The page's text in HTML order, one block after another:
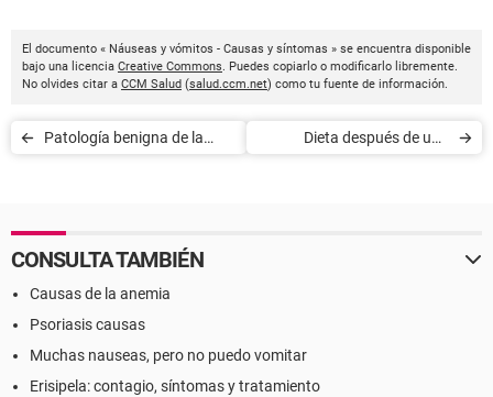
El documento « Náuseas y vómitos - Causas y síntomas » se encuentra disponible
bajo una licencia Creative Commons. Puedes copiarlo o modificarlo libremente.
No olvides citar a CCM Salud (salud.ccm.net) como tu fuente de información.
Patología benigna de la
Dieta después de una
CONSULTA TAMBIÉN
Causas de la anemia
Psoriasis causas
Muchas nauseas, pero no puedo vomitar
Erisipela: contagio, síntomas y tratamiento